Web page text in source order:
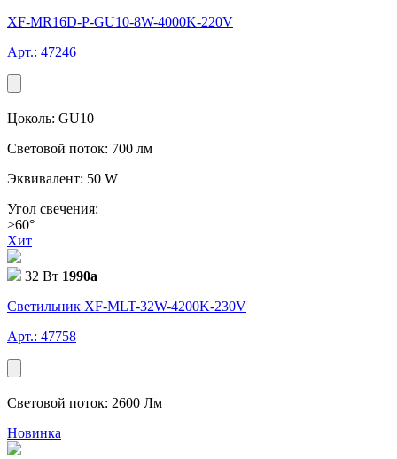
XF-MR16D-P-GU10-8W-4000K-220V
Арт.: 47246
Цоколь: GU10
Световой поток: 700 лм
Эквивалент: 50 W
Угол свечения:
>60°
Хит
32 Вт 1990a
Светильник XF-MLT-32W-4200K-230V
Арт.: 47758
Световой поток: 2600 Лм
Новинка